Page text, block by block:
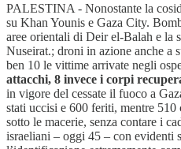
PALESTINA - Nonostante la
su Khan Younis e Gaza City.
aree orientali di Deir el-Balah e la
Nuseirat.; droni in azione anche a
ben 10 le vittime arrivate negli
attacchi, 8 invece i corpi
in vigore del cessate il fuoco a
stati uccisi e 600 feriti, mentre 510
sotto le macerie, senza contare i
israeliani – oggi 45 – con evidenti